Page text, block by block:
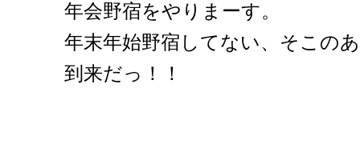
年会野宿をやりまーす。
年末年始野宿してない、そこの
到来だっ！！